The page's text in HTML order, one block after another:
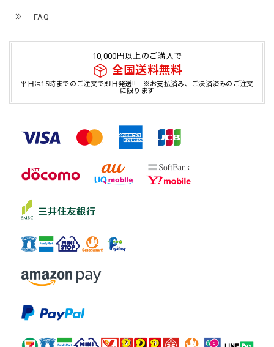
FAQ
10,000円以上のご購入で
全国送料無料
平日は15時までのご注文で即日発送!! ※お支払済み、ご決済済みのご注文
に限ります